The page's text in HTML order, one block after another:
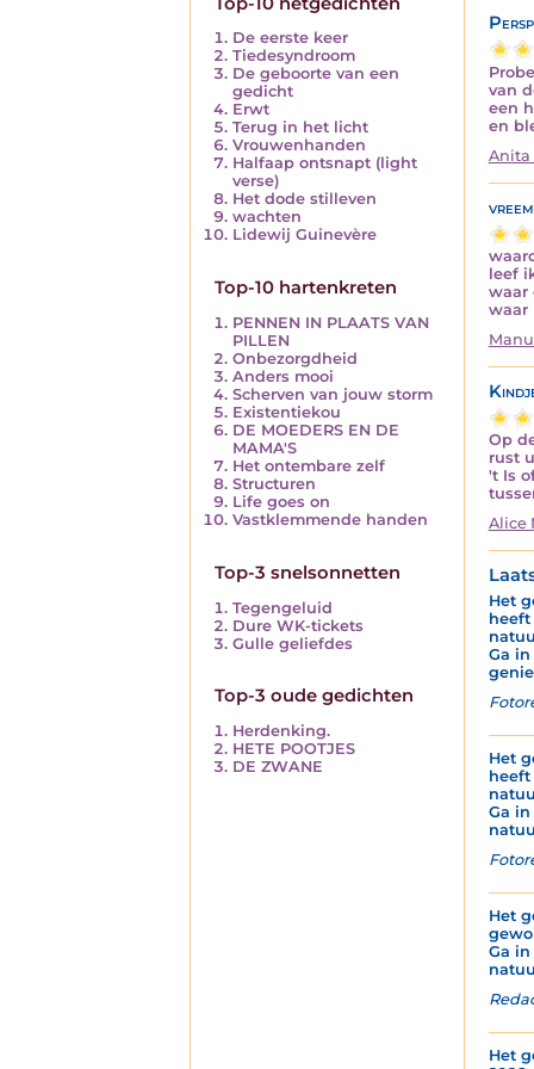
De eerste keer
Tiedesyndroom
De geboorte van een
gedicht
Erwt
Terug in het licht
Vrouwenhanden
Halfaap ontsnapt (light
verse)
Het dode stilleven
wachten
Lidewij Guinevère
Top-10 hartenkreten
PENNEN IN PLAATS VAN
PILLEN
Onbezorgdheid
Anders mooi
Scherven van jouw storm
Existentiekou
DE MOEDERS EN DE
MAMA'S
Het ontembare zelf
Structuren
Life goes on
Vastklemmende handen
Top-3 snelsonnetten
Tegengeluid
Dure WK-tickets
Gulle geliefdes
Top-3 oude gedichten
Herdenking.
HETE POOTJES
DE ZWANE
van
een
en
Anita
leef
waar
waar
Op
rust
't Is
Alice
Het
heeft
Ga
Het
heeft
Ga
Het
Ga
Het